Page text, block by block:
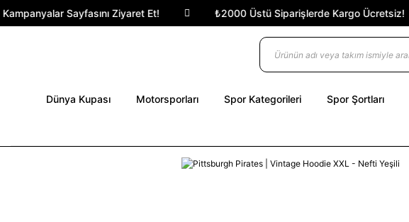
Sayfasını Ziyaret Et! ₺2000 Üstü Siparişlerde Kargo Ücretsiz!
Dünya Kupası Motorsporları Spor Kategorileri Spor Şortları